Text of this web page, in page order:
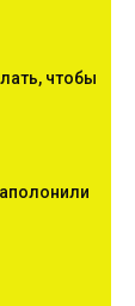
чтобы